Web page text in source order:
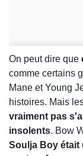
On peut dire que
comme certains
Mane et Young
histoires. Mais
vraiment pas
insolents. Bow
Soulja Boy était